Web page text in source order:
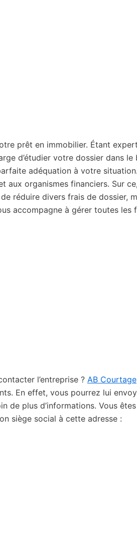
prêt en immobilier. Étant
d’étudier votre dossier dans le
adéquation à votre
aux organismes financiers. Sur
réduire divers frais de dossier,
accompagne à gérer toutes les
l’entreprise ? AB Courtage
En effet, vous pourrez lui
de plus d’informations. Vous êtes
siège social à cette adresse :